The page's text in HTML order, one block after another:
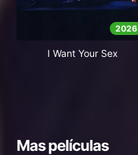
2026
I Want Your Sex
Mas películas